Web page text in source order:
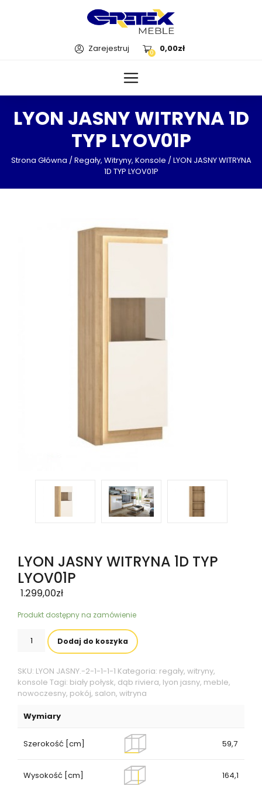
Zarejestruj 0 0,00zł
LYON JASNY WITRYNA 1D
TYP LYOV01P
Strona Główna /Regały, Witryny, Konsole / LYON JASNY WITRYNA
1D TYP LYOV01P
LYON JASNY WITRYNA 1D TYP
LYOV01P
1.299,00zł
Produkt dostępny na zamówienie
LYON
WITRYNA
1D
TYP
Dodaj do koszyka
SKU: LYON JASNY.-2-1-1-1-1 Kategoria: regały, witryny,
konsole Tagi: biały połysk, dąb riviera, lyon jasny, meble,
nowoczesny, pokój, salon, witryna
Wymiary
Szerokość [cm] 59,7
Wysokość [cm] 164,1